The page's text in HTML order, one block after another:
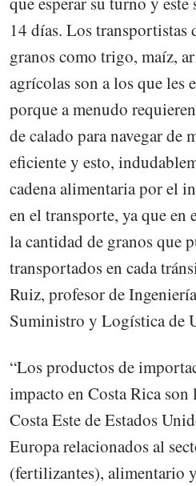
14 días. Los transportistas
granos como trigo, maíz,
agrícolas son a los que les
porque a menudo
de calado para navegar de
eficiente y esto,
cadena alimentaria por el
en el transporte, ya que
la cantidad de granos que
transportados en cada
Ruiz, profesor de
Suministro y Logística de
“Los productos de
impacto en Costa Rica son
Costa Este de Estados
Europa relacionados al
(fertilizantes), alimentario